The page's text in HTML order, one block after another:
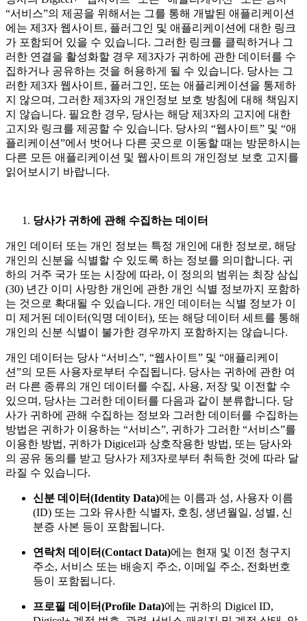
“서비스”의 제공을 위해서는 그를 통해 개발된 애플리케이션
에는 제3자 웹사이트, 플러그인 및 애플리케이션에 대한 링크
가 포함되어 있을 수 있습니다. 그러한 링크를 클릭하거나 그
러한 연결을 활성화할 경우 제3자가 귀하에 관한 데이터를 수
집하거나 공유하는 것을 허용하게 될 수 있습니다. 당사는 그
러한 제3자 웹사이트, 플러그인, 또는 애플리케이션을 통제하
지 않으며, 그러한 제3자의 개인정보 보호 방침에 대해 책임지
지 않습니다. 필요한 경우, 당사는 해당 제3자의 고지에 대한
고지와 링크를 제공할 수 있습니다. 당사의 “웹사이트” 및 “애
플리케이션”에서 벗어나 다른 곳으로 이동할 때는 방문하시는
다른 모든 애플리케이션 및 웹사이트의 개인정보 보호 고지를
읽어보시기 바랍니다.
당사가 귀하에 관해 수집하는 데이터
개인 데이터 또는 개인 정보는 특정 개인에 대한 정보로, 해당
개인의 신분을 식별할 수 있도록 하는 정보를 의미합니다. 귀
하의 거주 국가 또는 시장에 따라, 이 정의의 범위는 최장 삼십
(30) 년간 이미 사망한 개인에 관한 개인 식별 정보까지 포함하
는 것으로 확대될 수 있습니다. 개인 데이터는 식별 정보가 이
미 제거된 데이터(익명 데이터), 또는 해당 데이터 세트를 통해
개인의 신분 식별이 불가한 경우까지 포함하지는 않습니다.
개인 데이터는 당사 “서비스”, “웹사이트” 및 “애플리케이
션”의 모든 사용자로부터 수집됩니다. 당사는 귀하에 관한 여
러 다른 종류의 개인 데이터를 수집, 사용, 저장 및 이전할 수
있으며, 당사는 그러한 데이터를 다음과 같이 분류합니다. 당
사가 귀하에 관해 수집하는 정보와 그러한 데이터를 수집하는
방법은 귀하가 이용하는 “서비스”, 귀하가 그러한 “서비스”를
이용한 방법, 귀하가 Digicel과 상호작용한 방법, 또는 당사와
의 공유 동의를 받고 당사가 제3자로부터 취득한 것에 따라 달
라질 수 있습니다.
신분 데이터(Identity Data)에는 이름과 성, 사용자 이름
(ID) 또는 그와 유사한 식별자, 호칭, 생년월일, 성별, 신
분증 사본 등이 포함됩니다.
연락처 데이터(Contact Data)에는 현재 및 이전 청구지
주소, 서비스 또는 배송지 주소, 이메일 주소, 전화번호
등이 포함됩니다.
프로필 데이터(Profile Data)에는 귀하의 Digicel ID,